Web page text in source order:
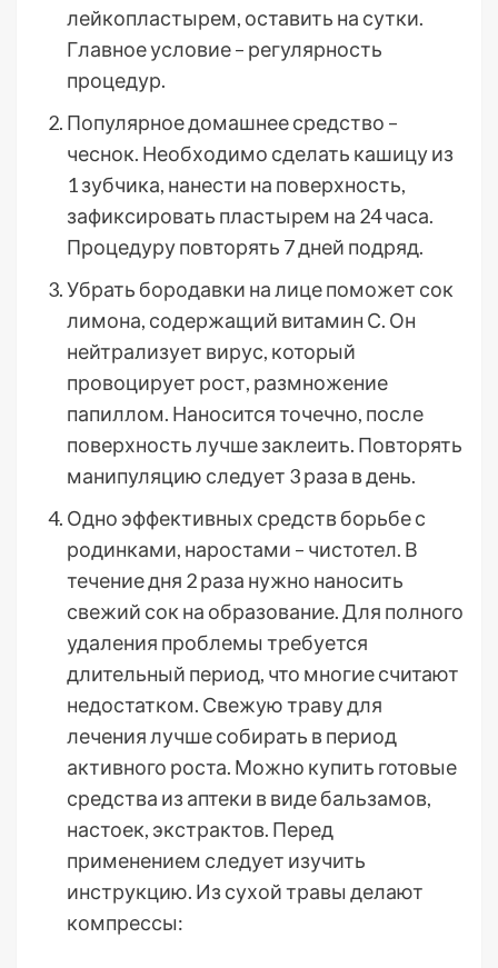
лейкопластырем, оставить на сутки.
Главное условие – регулярность
процедур.
Популярное домашнее средство –
чеснок. Необходимо сделать кашицу из
1 зубчика, нанести на поверхность,
зафиксировать пластырем на 24 часа.
Процедуру повторять 7 дней подряд.
Убрать бородавки на лице поможет сок
лимона, содержащий витамин С. Он
нейтрализует вирус, который
провоцирует рост, размножение
папиллом. Наносится точечно, после
поверхность лучше заклеить. Повторять
манипуляцию следует 3 раза в день.
Одно эффективных средств борьбе с
родинками, наростами – чистотел. В
течение дня 2 раза нужно наносить
свежий сок на образование. Для полного
удаления проблемы требуется
длительный период, что многие считают
недостатком. Свежую траву для
лечения лучше собирать в период
активного роста. Можно купить готовые
средства из аптеки в виде бальзамов,
настоек, экстрактов. Перед
применением следует изучить
инструкцию. Из сухой травы делают
компрессы: